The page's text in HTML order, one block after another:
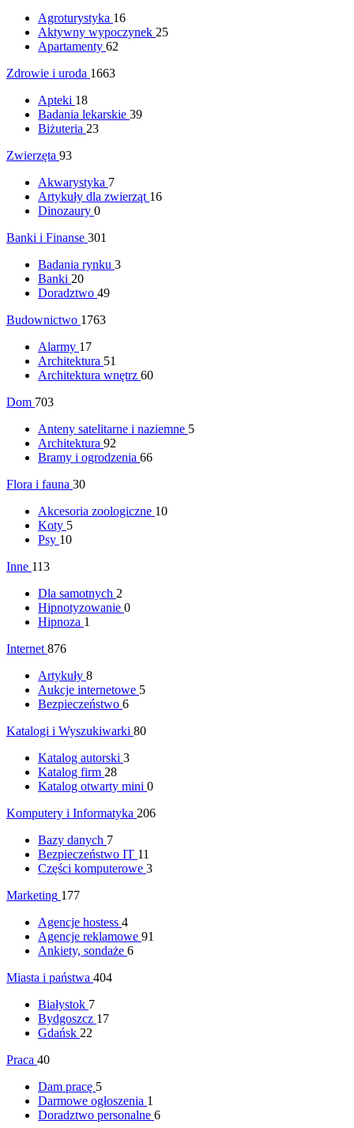
Agroturystyka 16
Aktywny wypoczynek 25
Apartamenty 62
Zdrowie i uroda 1663
Apteki 18
Badania lekarskie 39
Biżuteria 23
Zwierzęta 93
Akwarystyka 7
Artykuły dla zwierząt 16
Dinozaury 0
Banki i Finanse 301
Badania rynku 3
Banki 20
Doradztwo 49
Budownictwo 1763
Alarmy 17
Architektura 51
Architektura wnętrz 60
Dom 703
Anteny satelitarne i naziemne 5
Architektura 92
Bramy i ogrodzenia 66
Flora i fauna 30
Akcesoria zoologiczne 10
Koty 5
Psy 10
Inne 113
Dla samotnych 2
Hipnotyzowanie 0
Hipnoza 1
Internet 876
Artykuły 8
Aukcje internetowe 5
Bezpieczeństwo 6
Katalogi i Wyszukiwarki 80
Katalog autorski 3
Katalog firm 28
Katalog otwarty mini 0
Komputery i Informatyka 206
Bazy danych 7
Bezpieczeństwo IT 11
Części komputerowe 3
Marketing 177
Agencje hostess 4
Agencje reklamowe 91
Ankiety, sondaże 6
Miasta i państwa 404
Białystok 7
Bydgoszcz 17
Gdańsk 22
Praca 40
Dam pracę 5
Darmowe ogłoszenia 1
Doradztwo personalne 6